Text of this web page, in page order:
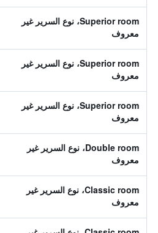
Superior room، نوع السرير غير
معروف
Superior room، نوع السرير غير
معروف
Superior room، نوع السرير غير
معروف
Double room، نوع السرير غير
معروف
Classic room، نوع السرير غير
معروف